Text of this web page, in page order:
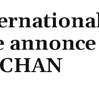
annonce